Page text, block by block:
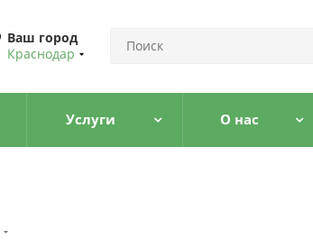
Ваш город
Краснодар
Услуги О нас